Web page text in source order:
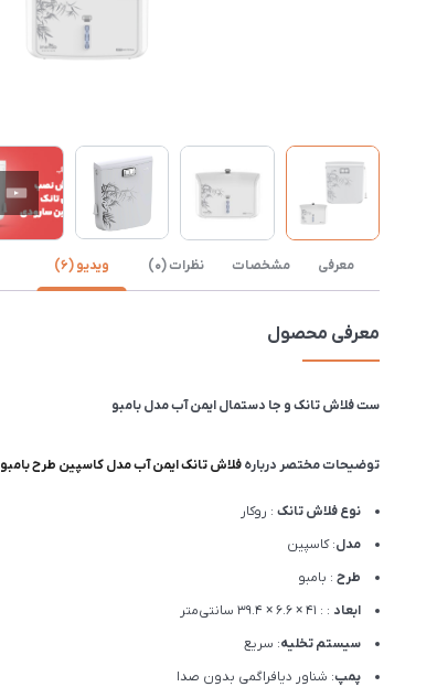
معرفی مشخصات نظرات (0) ویدیو (6)
معرفی محصول
ست فلاش تانک و جا دستمال ایمن آب مدل بامبو
توضیحات مختصر دربارهفلاش تانک ایمن آب مدل کاسپین طرح بامبو
نوع فلاش تانک : روکار
مدل: کاسپین
طرح : بامبو
ابعاد : : 41 × 6.6 × 39.4 سانتی‌متر
سیستم تخلیه: سریع
پمپ: شناور دیافراگمی بدون صدا